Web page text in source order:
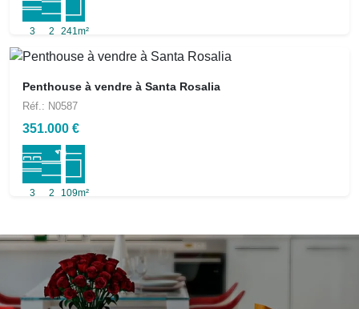
3 2 241m²
Penthouse à vendre à Santa Rosalia
Réf.: N0587
351.000 €
3 2 109m²